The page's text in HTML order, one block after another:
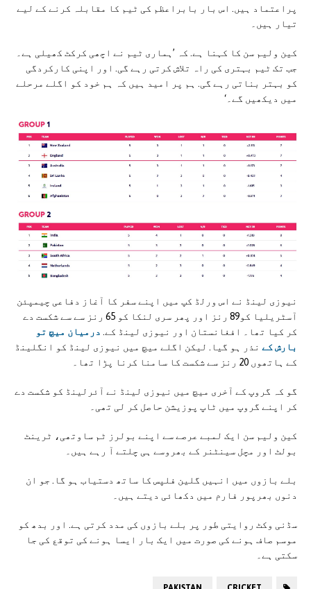
پراعتماد ہیں. اس بار بابراعظم کی ٹیم کا مقابلہ کرنے کے لیے
تیار ہیں۔
کین ولیم سن کا کہنا ہے. کہ ’ہماری ٹیم نے اچھی کرکٹ کھیلی ہے۔
جب تک ٹیم بہتری کی راہ تلاش کرتی رہے گی. اور اپنی کارکردگی
کو بہتر بناتی رہے گی. ہم پر امید ہیں کہ ہم خود کو اگلے مرحلے
میں دیکھیں گے۔‘
نیوزی لینڈ نے اس ورلڈ کپ میں اپنے سفر کا آغاز دفاعی چیمپئن
آسٹریلیا کو89 رنز اور پھر سری لنکا کو 65 رنز سے سے شکست دے
کر کیا تھا۔ افغانستان اور نیوزی لینڈ کے. درمیان میچ تو
بارش کے نذر ہو گیا. لیکن اگلے میچ میں نیوزی لینڈ کو انگلینڈ
کے ہاتھوں 20 رنز سے شکست کا سامنا کرنا پڑا تھا۔
گو کہ گروپ کے آخری میچ میں نیوزی لینڈ نے آئرلینڈ کو شکست دے
کر اپنے گروپ میں ٹاپ پوزیشن حاصل کر لی تھی۔
کین ولیم سن ایک لمبے عرصے سے اپنے بولرز ٹم ساوتھی، ٹرینٹ
بولٹ اور مچل سینٹنر کے بھروسے ہی چلتے آ رہے ہیں۔
بلے بازوں میں انہیں گلین فلپس کا ساتھ دستیاب ہو گا. جو ان
دنوں بھرپور فارم میں دکھائی دیتے ہیں۔
سڈنی وکٹ روایتی طور پر بلے بازوں کی مدد کرتی ہے. اور بدھ کو
موسم صاف ہونے کی صورت میں ایک بار ایسا ہونے کی توقع کی جا
سکتی ہے۔